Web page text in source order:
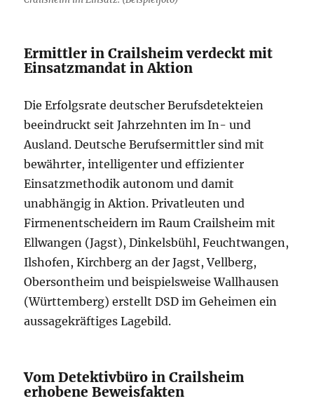
Ermittler in Crailsheim verdeckt mit
Einsatzmandat in Aktion
Die Erfolgsrate deutscher Berufsdetekteien
beeindruckt seit Jahrzehnten im In- und
Ausland. Deutsche Berufsermittler sind mit
bewährter, intelligenter und effizienter
Einsatzmethodik autonom und damit
unabhängig in Aktion. Privatleuten und
Firmenentscheidern im Raum Crailsheim mit
Ellwangen (Jagst), Dinkelsbühl, Feuchtwangen,
Ilshofen, Kirchberg an der Jagst, Vellberg,
Obersontheim und beispielsweise Wallhausen
(Württemberg) erstellt DSD im Geheimen ein
aussagekräftiges Lagebild.
Vom Detektivbüro in Crailsheim
erhobene Beweisfakten